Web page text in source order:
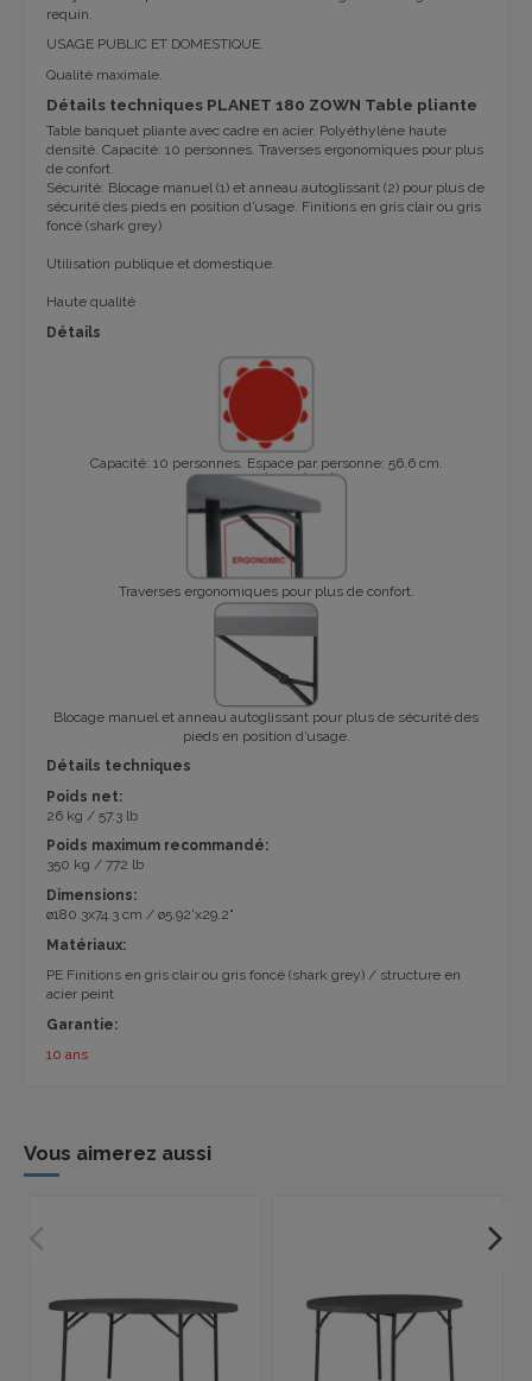
requin.
USAGE PUBLIC ET DOMESTIQUE.
Qualité maximale.
Détails techniques PLANET 180 ZOWN Table pliante
Table banquet pliante avec cadre en acier. Polyéthylène haute
densité. Capacité: 10 personnes. Traverses ergonomiques pour plus
de confort.
Sécurité: Blocage manuel (1) et anneau autoglissant (2) pour plus de
sécurité des pieds en position d’usage. Finitions en gris clair ou gris
foncé (shark grey)
Utilisation publique et domestique.
Haute qualité
Détails
Capacité: 10 personnes. Espace par personne: 56.6 cm.
Traverses ergonomiques pour plus de confort.
Blocage manuel et anneau autoglissant pour plus de sécurité des
pieds en position d’usage.
Détails techniques
Poids net:
26 kg / 57.3 lb
Poids maximum recommandé:
350 kg / 772 lb
Dimensions:
ø180.3x74.3 cm / ø5.92'x29.2"
Matériaux:
PE Finitions en gris clair ou gris foncé (shark grey) / structure en
acier peint
Garantie:
10 ans
Vous aimerez aussi